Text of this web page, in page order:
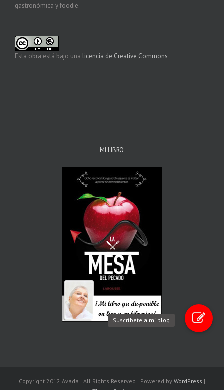
gastronómica y foodie.
Esta obra está bajo una licencia de Creative Commons
MI LIBRO
Copyright 2012 Avada | All Rights Reserved | Powered by WordPress |
Suscríbete a mi blog